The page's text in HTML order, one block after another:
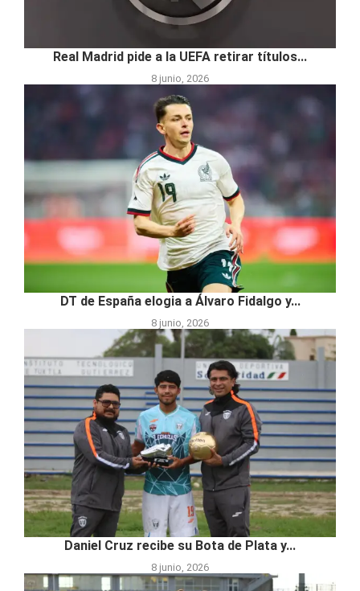
Real Madrid pide a la UEFA retirar títulos...
8 junio, 2026
DT de España elogia a Álvaro Fidalgo y...
8 junio, 2026
Daniel Cruz recibe su Bota de Plata y...
8 junio, 2026